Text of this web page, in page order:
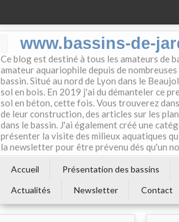
www.bassins-de-
Ce blog est destiné à tous les amateurs de
amateur aquariophile depuis de
bassin. Situé au nord de Lyon dans le
sol en bois. En 2019 j'ai du démanteler ce
sol en béton, cette fois. Vous trouverez
de leur construction, des articles sur les
dans le bassin. J'ai également créé une
présenter la visite des milieux aquatiques
la newsletter pour être prévenu dés qu'un
Accueil Présentation des bassins
Actualités
Newsletter Contact